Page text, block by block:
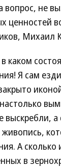
вопрос, не
ценностей
Михаил
Я сам
выскребли,
А
в